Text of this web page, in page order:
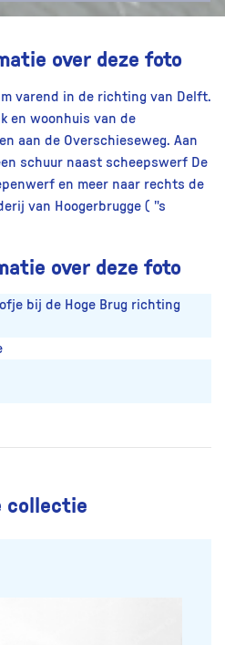
over deze foto
varend in de richting van Delft.
en woonhuis van de
aan de Overschieseweg. Aan
schuur naast scheepswerf De
en meer naar rechts de
van Hoogerbrugge ( "s
over deze foto
bij de Hoge Brug richting
collectie